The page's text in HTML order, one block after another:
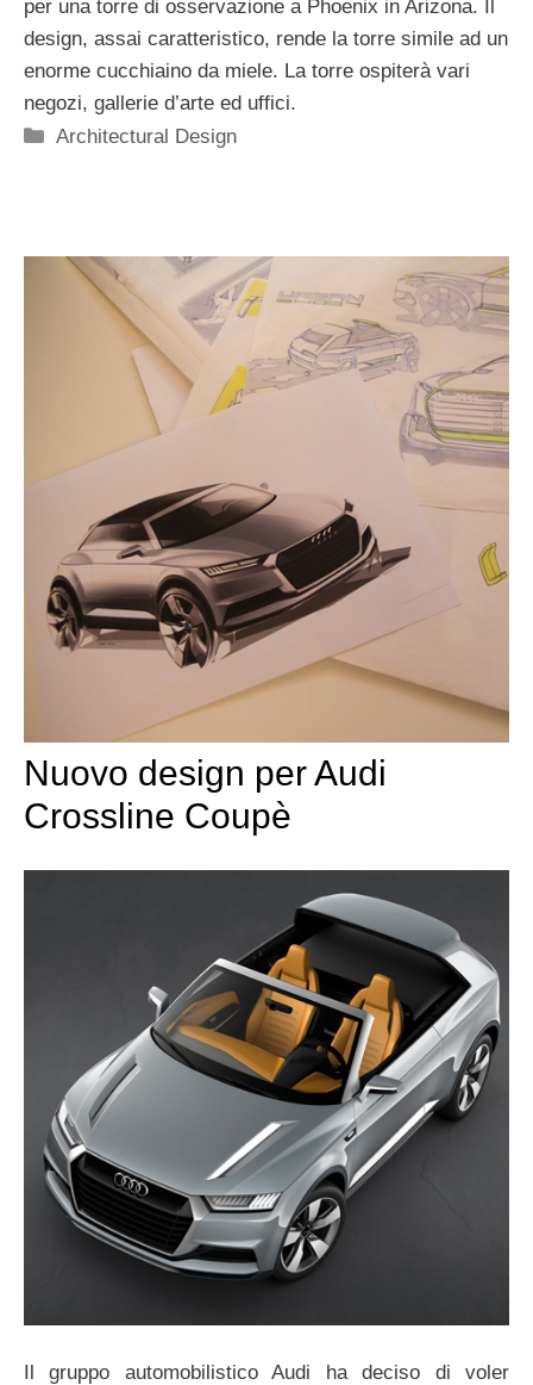
per una torre di osservazione a Phoenix in Arizona. Il
design, assai caratteristico, rende la torre simile ad un
enorme cucchiaino da miele. La torre ospiterà vari
negozi, gallerie d’arte ed uffici.
Categorie
Architectural Design
Nuovo design per Audi
Crossline Coupè
Il gruppo automobilistico Audi ha deciso di voler